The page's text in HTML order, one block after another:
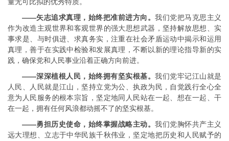
——矢志追求真理，始终把准前进方向。我们党把马克思主义
作为改造主观世界和客观世界的强大思想武器，坚持解放思想、实
事求是、与时俱进、求真务实，注重在社会矛盾运动中揭示和运用
真理，善于在实践中检验和发展真理，不断以新的理论指导新的实
践，确保党和人民事业沿着正确方向前进。
——深深植根人民，始终拥有坚实根基。我们党牢记江山就是
人民、人民就是江山，坚持立党为公、执政为民，自觉践行全心全
意为人民服务的根本宗旨，坚定地同人民站在一起、想在一起、干
在一起，拥有任何风浪都动摇不了的坚实根基。
——勇担历史使命，始终掌握战略主动。我们党胸怀共产主义
远大理想、立志于中华民族千秋伟业，坚定地把历史和人民赋予的